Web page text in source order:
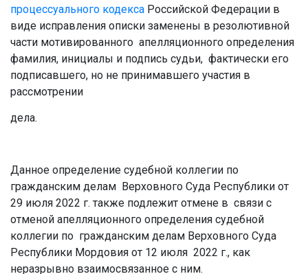
процессуального кодекса Российской Федерации в
виде исправления описки заменены в резолютивной
части мотивированного апелляционного определения
фамилия, инициалы и подпись судьи, фактически его
подписавшего, но не принимавшего участия в
рассмотрении
дела.
Данное определение судебной коллегии по
гражданским делам Верховного Суда Республики от
29 июля 2022 г. также подлежит отмене в связи с
отменой апелляционного определения судебной
коллегии по гражданским делам Верховного Суда
Республики Мордовия от 12 июля 2022 г., как
неразрывно взаимосвязанное с ним.